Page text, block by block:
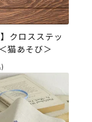
クロスステッ
猫あそび＞